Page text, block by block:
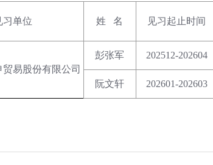
习单位 姓 名 见习起止时间
易股份有限公司
彭张军 202512-202604
阮文轩 202601-202603